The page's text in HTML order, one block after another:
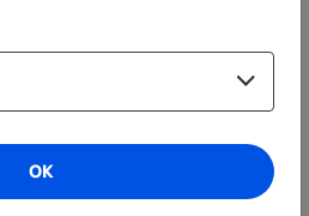
le jour même de 8 x 8
OK